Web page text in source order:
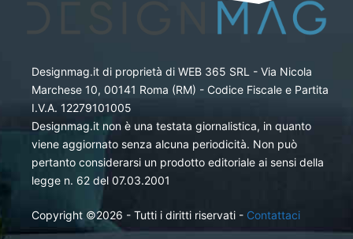
Designmag.it di proprietà di WEB 365 SRL - Via Nicola
Marchese 10, 00141 Roma (RM) - Codice Fiscale e Partita
I.V.A. 12279101005
Designmag.it non è una testata giornalistica, in quanto
viene aggiornato senza alcuna periodicità. Non può
pertanto considerarsi un prodotto editoriale ai sensi della
legge n. 62 del 07.03.2001
Copyright ©2026 - Tutti i diritti riservati - Contattaci